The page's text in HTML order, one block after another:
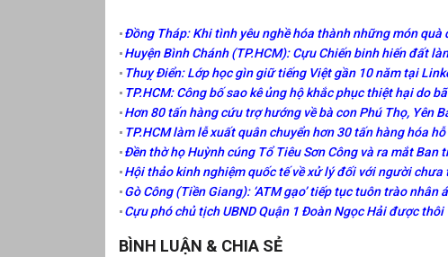
Đồng Tháp: Khi tình yêu nghề hóa thành những món quà
Huyện Bình Chánh (TP.HCM): Cựu Chiến binh hiến đất
Thuỵ Điển: Lớp học gìn giữ tiếng Việt gần 10 năm tại
TP.HCM: Công bố sao kê ủng hộ khắc phục thiệt hại do
Hơn 80 tấn hàng cứu trợ hướng về bà con Phú Thọ, Yên
TP.HCM làm lễ xuất quân chuyển hơn 30 tấn hàng hóa
Đền thờ họ Huỳnh cúng Tổ Tiêu Sơn Công và ra mắt Ban
Hội thảo kinh nghiệm quốc tế về xử lý đối với người chưa
Gò Công (Tiền Giang): ‘ATM gạo’ tiếp tục tuôn trào nhân
Cựu phó chủ tịch UBND Quận 1 Đoàn Ngọc Hải được thôi
BÌNH LUẬN & CHIA SẺ